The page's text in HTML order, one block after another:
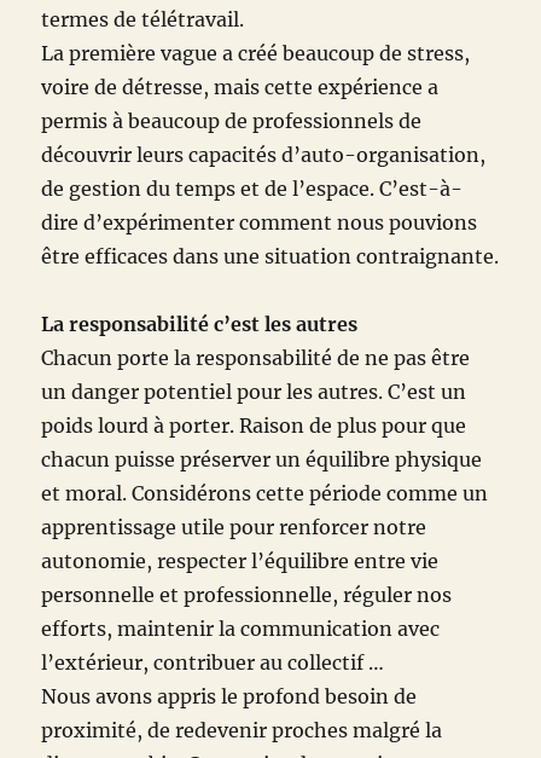
termes de télétravail.
La première vague a créé beaucoup de stress,
voire de détresse, mais cette expérience a
permis à beaucoup de professionnels de
découvrir leurs capacités d’auto-organisation,
de gestion du temps et de l’espace. C’est-à-
dire d’expérimenter comment nous pouvions
être efficaces dans une situation contraignante.
La responsabilité c’est les autres
Chacun porte la responsabilité de ne pas être
un danger potentiel pour les autres. C’est un
poids lourd à porter. Raison de plus pour que
chacun puisse préserver un équilibre physique
et moral. Considérons cette période comme un
apprentissage utile pour renforcer notre
autonomie, respecter l’équilibre entre vie
personnelle et professionnelle, réguler nos
efforts, maintenir la communication avec
l’extérieur, contribuer au collectif …
Nous avons appris le profond besoin de
proximité, de redevenir proches malgré la